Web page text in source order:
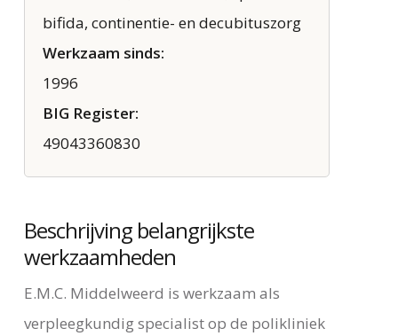
bifida, continentie- en decubituszorg
Werkzaam sinds:
1996
BIG Register:
49043360830
Beschrijving belangrijkste
werkzaamheden
E.M.C. Middelweerd is werkzaam als
verpleegkundig specialist op de polikliniek